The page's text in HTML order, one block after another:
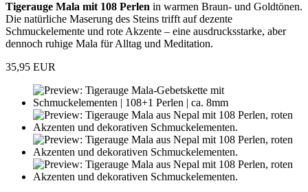
Tigerauge Mala mit 108 Perlen in warmen Braun- und Goldtönen.
Die natürliche Maserung des Steins trifft auf dezente
Schmuckelemente und rote Akzente – eine ausdrucksstarke, aber
dennoch ruhige Mala für Alltag und Meditation.
35,95 EUR